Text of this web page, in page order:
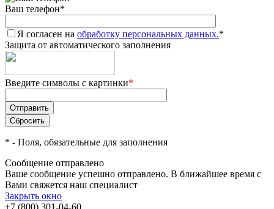
Ваш телефон*
Я согласен на обработку персональных данных.*
Защита от автоматического заполнения
Введите символы с картинки*
* - Поля, обязательные для заполнения
Сообщение отправлено
Ваше сообщение успешно отправлено. В ближайшее время с
Вами свяжется наш специалист
Закрыть окно
+7 (800) 301-04-60